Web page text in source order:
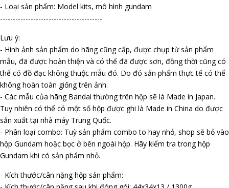
- Loại sản phẩm: Model kits, mô hình gundam
----------------------------------------
Lưu ý:
- Hình ảnh sản phẩm do hãng cũng cấp, được chụp từ sản phẩm
mẫu, đã được hoàn thiện và có thể đã được sơn, đồng thời cũng có
thể có đồ đạc không thuộc mẫu đó. Do đó sản phẩm thực tế có thể
không hoàn toàn giống trên ảnh.
- Các mẫu của hãng Bandai thường trên hộp sẽ là Made in Japan.
Tuy nhiên có thể có một số hộp được ghi là Made in China do được
sản xuất tại nhà máy Trung Quốc.
- Phân loại combo: Tuỳ sản phẩm combo to hay nhỏ, shop sẽ bỏ vào
hộp Gundam hoặc bọc ở bên ngoài hộp. Hãy kiểm tra trong hộp
Gundam khi có sản phẩm nhỏ.
- Kích thước/cân nặng hộp sản phẩm: